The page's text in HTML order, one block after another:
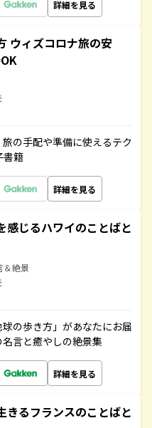
詳細を見る
ウィズコロナ旅の安
の手配や準備に使えるテク
書籍
詳細を見る
感じるハワイのことばと
＆絶景
の歩き方」があなたにお届
言と癒やしの絶景集
詳細を見る
きるフランスのことばと